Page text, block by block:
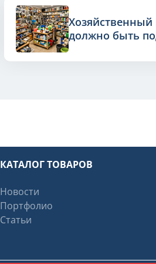
Хозяйственный
должно быть
КАТАЛОГ ТОВАРОВ
Новости
Портфолио
Статьи